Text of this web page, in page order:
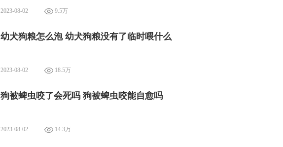
2023-08-02 9.5万
幼犬狗粮怎么泡 幼犬狗粮没有了临时喂什么
2023-08-02 18.5万
狗被蜱虫咬了会死吗 狗被蜱虫咬能自愈吗
2023-08-02 14.3万